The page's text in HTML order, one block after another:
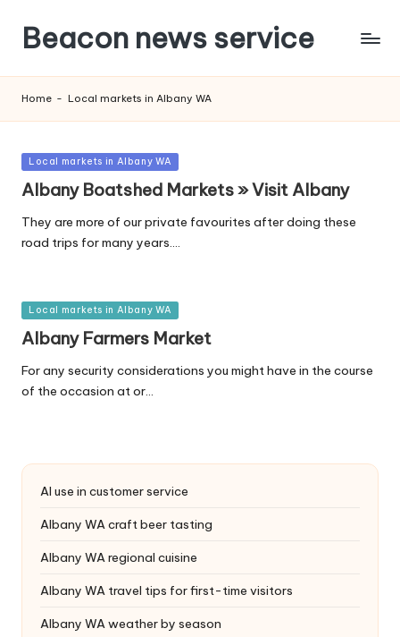
Beacon news service
Home - Local markets in Albany WA
Posted
in
Local markets in Albany WA
Albany Boatshed Markets » Visit Albany
They are more of our private favourites after doing these
road trips for many years.…
Posted
in
Local markets in Albany WA
Albany Farmers Market
For any security considerations you might have in the course
of the occasion at or…
AI use in customer service
Albany WA craft beer tasting
Albany WA regional cuisine
Albany WA travel tips for first-time visitors
Albany WA weather by season